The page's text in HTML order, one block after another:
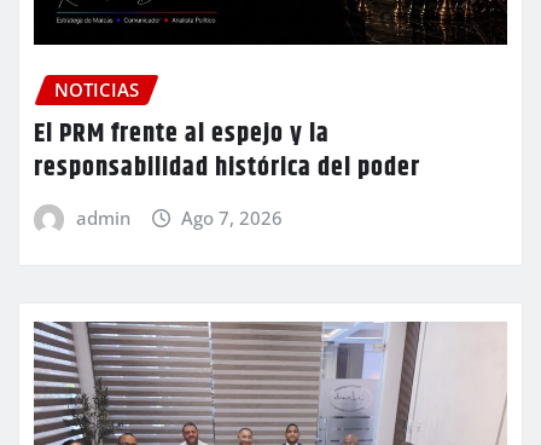
NOTICIAS
El PRM frente al espejo y la
responsabilidad histórica del poder
admin Ago 7, 2026